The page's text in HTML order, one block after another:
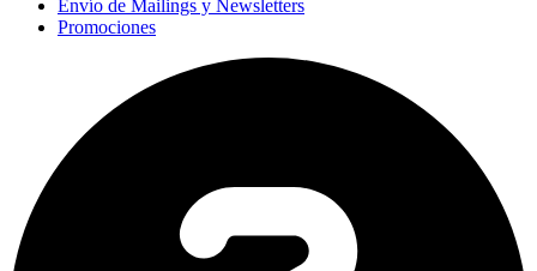
Envío de Mailings y Newsletters
Promociones